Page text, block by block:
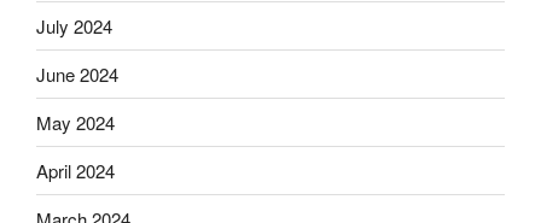
July 2024
June 2024
May 2024
April 2024